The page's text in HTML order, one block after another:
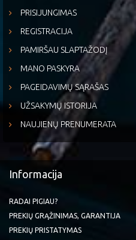
PRISIJUNGIMAS
REGISTRACIJA
PAMIRŠAU SLAPTAŽODĮ
MANO PASKYRA
PAGEIDAVIMŲ SĄRAŠAS
UŽSAKYMŲ ISTORIJA
NAUJIENŲ PRENUMERATA
Informacija
RADAI PIGIAU?
PREKIŲ GRĄŽINIMAS, GARANTIJA
PREKIŲ PRISTATYMAS